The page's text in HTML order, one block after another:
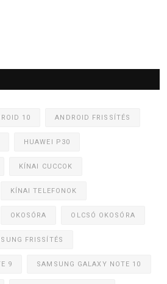
10 ANDROID FRISSÍTÉS
HUAWEI P30
KÍNAI CUCCOK
KÍNAI TELEFONOK
OKOSÓRA OLCSÓ OKOSÓRA
FRISSÍTÉS
9 SAMSUNG GALAXY NOTE 10